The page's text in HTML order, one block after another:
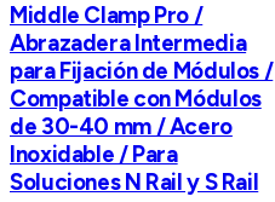
Middle Clamp Pro /
Abrazadera Intermedia
para Fijación de Módulos /
Compatible con Módulos
de 30-40 mm / Acero
Inoxidable / Para
Soluciones N Rail y S Rail